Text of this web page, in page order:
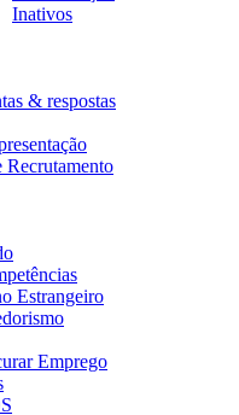
Inativos
& respostas
Recrutamento
Estrangeiro
Emprego